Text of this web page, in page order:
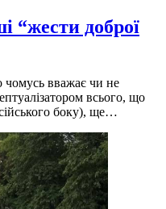
“жести доброї
чомусь вважає чи не
всього, що
боку), ще…